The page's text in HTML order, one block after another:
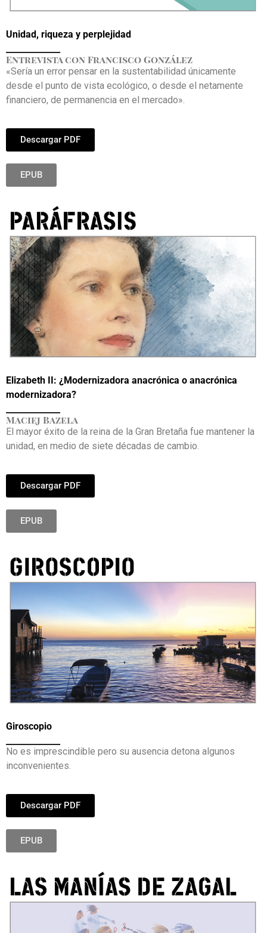
Unidad, riqueza y perplejidad
Entrevista con Francisco González
«Sería un error pensar en la sustentabilidad únicamente
desde el punto de vista ecológico, o desde el netamente
financiero, de permanencia en el mercado».
Descargar PDF
EPUB
Elizabeth II: ¿Modernizadora anacrónica o anacrónica
modernizadora?
Maciej Bazela
El mayor éxito de la reina de la Gran Bretaña fue mantener la
unidad, en medio de siete décadas de cambio.
Descargar PDF
EPUB
Giroscopio
No es imprescindible pero su ausencia detona algunos
inconvenientes.
Descargar PDF
EPUB